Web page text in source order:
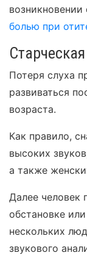
возникновении
болью при
Старческая
Потеря слуха
развиваться
возраста.
Как правило,
высоких
а также
Далее человек
обстановке
нескольких
звукового